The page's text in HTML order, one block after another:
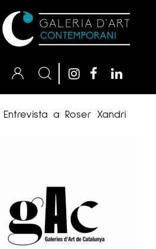
Entrevista a Roser Xandri